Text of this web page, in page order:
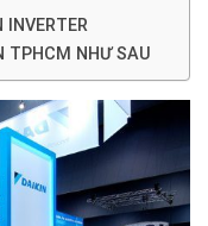
TPHCM NHƯ SAU